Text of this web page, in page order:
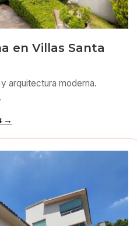
en Villas Santa
arquitectura moderna.
→